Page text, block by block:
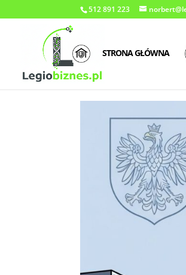
512 891 223
STRONA GŁÓWNA